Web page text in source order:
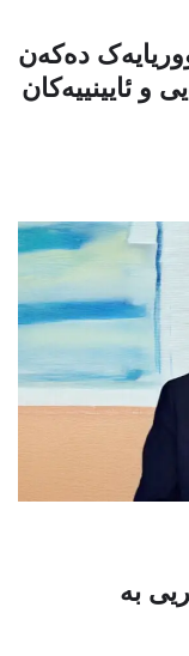
دەکەن
و ئایینییەکان
بە